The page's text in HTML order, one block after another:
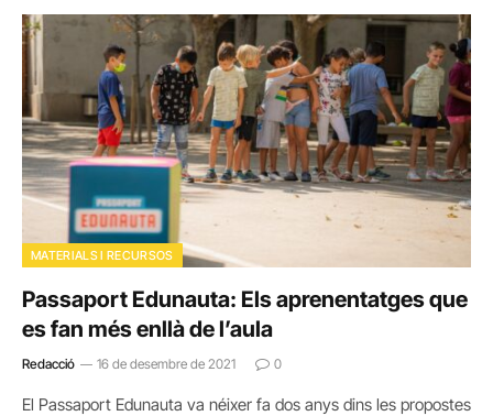
MATERIALS I RECURSOS
Passaport Edunauta: Els aprenentatges que
es fan més enllà de l’aula
Redacció 16 de desembre de 2021 0
El Passaport Edunauta va néixer fa dos anys dins les propostes